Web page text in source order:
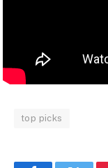
top picks